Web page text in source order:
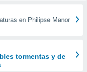
en Philipse Manor
tormentas y de